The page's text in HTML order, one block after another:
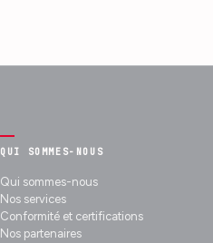
QUI SOMMES-NOUS
Qui sommes-nous
Nos services
Conformité et certifications
Nos partenaires